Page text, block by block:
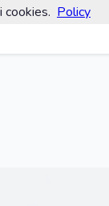
cookies. Policy